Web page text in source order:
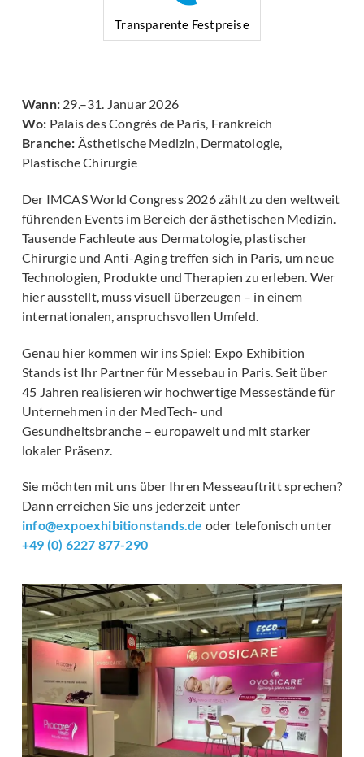
Transparente Festpreise
Wann: 29.–31. Januar 2026
Wo: Palais des Congrès de Paris, Frankreich
Branche: Ästhetische Medizin, Dermatologie,
Plastische Chirurgie
Der IMCAS World Congress 2026 zählt zu den weltweit
führenden Events im Bereich der ästhetischen Medizin.
Tausende Fachleute aus Dermatologie, plastischer
Chirurgie und Anti-Aging treffen sich in Paris, um neue
Technologien, Produkte und Therapien zu erleben. Wer
hier ausstellt, muss visuell überzeugen – in einem
internationalen, anspruchsvollen Umfeld.
Genau hier kommen wir ins Spiel: Expo Exhibition
Stands ist Ihr Partner für Messebau in Paris. Seit über
45 Jahren realisieren wir hochwertige Messestände für
Unternehmen in der MedTech- und
Gesundheitsbranche – europaweit und mit starker
lokaler Präsenz.
Sie möchten mit uns über Ihren Messeauftritt sprechen?
Dann erreichen Sie uns jederzeit unter
info@expoexhibitionstands.de oder telefonisch unter
+49 (0) 6227 877-290